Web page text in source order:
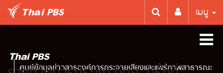
เมนู
ศูนย์ข้อมูลข่าวสารองค์การกระจายเสียงและแพร่ภาพสาธารณะ